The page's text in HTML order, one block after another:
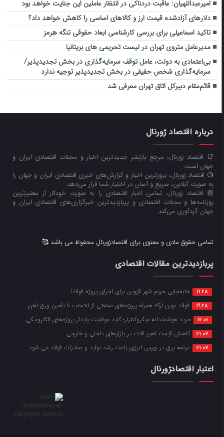
‏امیرعبداللهیان: عاقبت دردناکی در انتظار عاملین این جنایت خواهد بود
دلارهای آزادشده قیمت ارز و کالاهای اساسی را کاهش خواهد داد؟
تاکید اسماعیلی برای بررسی کارشناسی ابعاد حقوقی تنگه هرمز
مدیرعامل متروی تهران در لیست تحریمی های بریتانیا
بی‌اعتمادی به دولت، عامل توقف سرمایه‌گذاری در بخش تجدیدپذیر/
سرمایه‌گذاری شخص حقیقی در بخش تجدیدپذیر توجیه ندارد
قائم‌مقام دبیرکل اتاق تهران معرفی شد
درباره اقتصاد ژورنال
📑 اقتصاد ژورنال، مرجع بازنشر جدیدترین اخبار و مجلات اقتصادی ایران و
جهان است.
📺 اقتصاد ژورنال، بروزترین اخبار و گزارش‌های خبری اقتصادی ایران و جهان را
به صورت آنلاین، سریع و آسان در اختیار شما قرار می‌‌دهد.
📰 اقتصاد ژورنال، تمامی اخبار اقتصادی را به صورت خودکار از معتبرترین
روزنامه‌ها و مجلات اقتصادی و پربازدیدترین خبرگزاری‌های اقتصادی ایران و
جهان گردآوری می‌کند.
تمامی حقوق مادی و معنوی برای اقتصادژورنال محفوظ می باشد 🥰
پربازدیدترین مقالات اقتصادی
11:28 جابه‌جایی حریم شهر قزوین برای اجرای پروژه فولاد!
19:28 فولاد نوین آرکا؛ همراه پروژه‌های صنعتی از انتخاب تا تأمین ورق آهن
12:01 خرید هوشمندانه میکروکنترلر؛ کلید موفقیت پایدار پروژه‌های الکترونیکی
21:07 کاهش قیمت آهن آلات در بازارهای داخلی و خارجی
21:07 عرضه برق در بورس انرژی باعث رشد تولید و صادرات فولاد می شود
اعتبار اقتصادژورنال